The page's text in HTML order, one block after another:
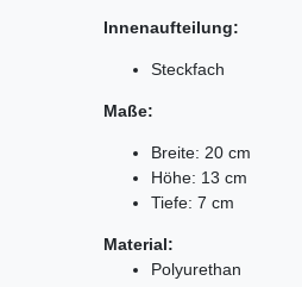
Innenaufteilung:
Steckfach
Maße:
Breite: 20 cm
Höhe: 13 cm
Tiefe: 7 cm
Material:
Polyurethan